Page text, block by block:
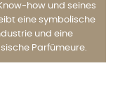
how und seines
eine symbolische
und eine
Parfümeure.